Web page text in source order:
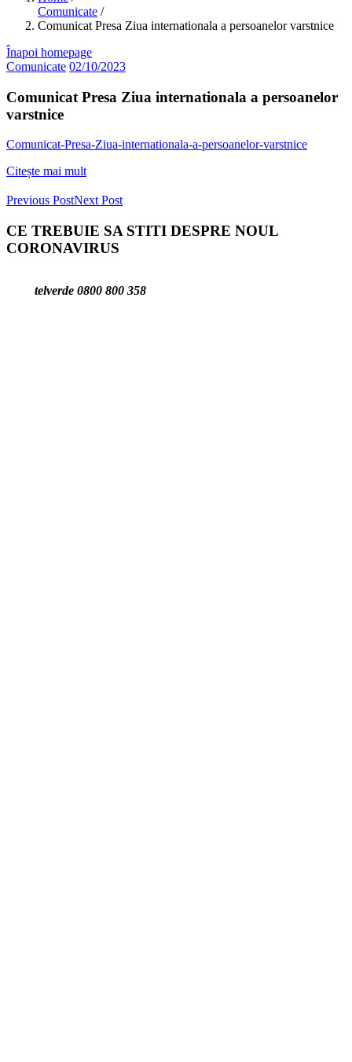
Comunicate /
Comunicat Presa Ziua internationala a persoanelor varstnice
Înapoi homepage
Comunicate 02/10/2023
Comunicat Presa Ziua internationala a persoanelor
varstnice
Comunicat-Presa-Ziua-internationala-a-persoanelor-varstnice
Citește mai mult
Previous PostNext Post
CE TREBUIE SA STITI DESPRE NOUL
CORONAVIRUS
telverde 0800 800 358